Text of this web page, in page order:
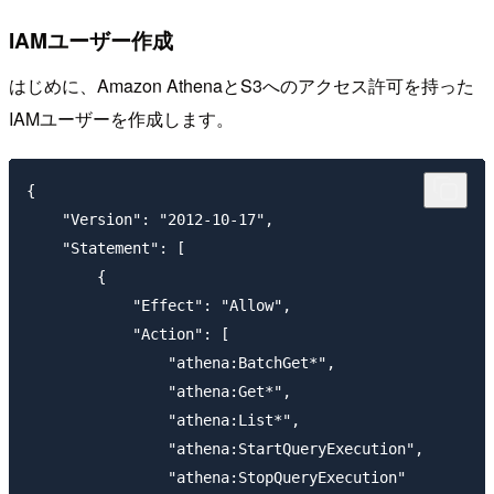
IAMユーザー作成
はじめに、Amazon AthenaとS3へのアクセス許可を持った
IAMユーザーを作成します。
{
    "Version": "2012-10-17",
    "Statement": [
        {
            "Effect": "Allow",
            "Action": [
                "athena:BatchGet*",
                "athena:Get*",
                "athena:List*",
                "athena:StartQueryExecution",
                "athena:StopQueryExecution"